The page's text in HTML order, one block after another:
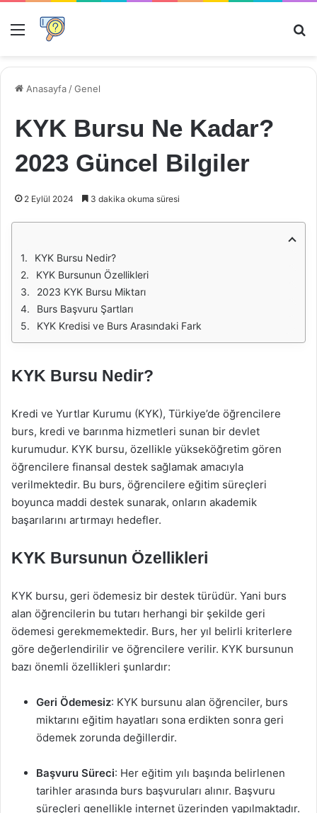
Menü
Anasayfa /Genel
KYK Bursu Ne Kadar?
2023 Güncel Bilgiler
2 Eylül 2024 3 dakika okuma süresi
KYK Bursu Nedir?
KYK Bursunun Özellikleri
2023 KYK Bursu Miktarı
Burs Başvuru Şartları
KYK Kredisi ve Burs Arasındaki Fark
KYK Bursu Nedir?
Kredi ve Yurtlar Kurumu (KYK), Türkiye’de öğrencilere
burs, kredi ve barınma hizmetleri sunan bir devlet
kurumudur. KYK bursu, özellikle yükseköğretim gören
öğrencilere finansal destek sağlamak amacıyla
verilmektedir. Bu burs, öğrencilere eğitim süreçleri
boyunca maddi destek sunarak, onların akademik
başarılarını artırmayı hedefler.
KYK Bursunun Özellikleri
KYK bursu, geri ödemesiz bir destek türüdür. Yani burs
alan öğrencilerin bu tutarı herhangi bir şekilde geri
ödemesi gerekmemektedir. Burs, her yıl belirli kriterlere
göre değerlendirilir ve öğrencilere verilir. KYK bursunun
bazı önemli özellikleri şunlardır:
Geri Ödemesiz: KYK bursunu alan öğrenciler, burs
miktarını eğitim hayatları sona erdikten sonra geri
ödemek zorunda değillerdir.
Başvuru Süreci: Her eğitim yılı başında belirlenen
tarihler arasında burs başvuruları alınır. Başvuru
süreçleri genellikle internet üzerinden yapılmaktadır.